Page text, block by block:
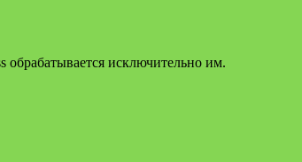
обрабатывается исключительно им.